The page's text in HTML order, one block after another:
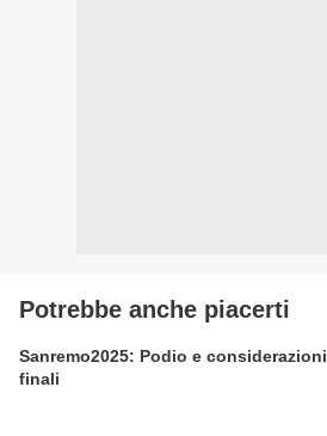
Potrebbe anche piacerti
Sanremo2025: Podio e considerazioni
finali